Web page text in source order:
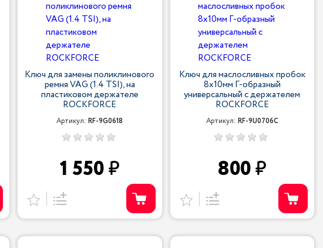
Ключ для замены поликлинового
ремня VAG (1.4 TSI), на
пластиковом держателе
ROCKFORCE
Артикул:RF-9G0618
1 550
Ключ для маслосливных пробок
8х10мм Г-образный
универсальный с держателем
ROCKFORCE
Артикул: RF-9U0706C
800